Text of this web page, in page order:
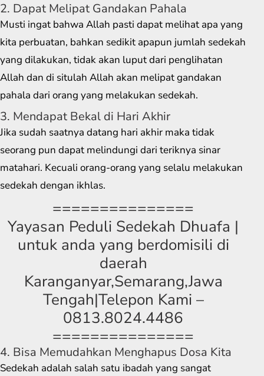
2. Dapat Melipat Gandakan Pahala
Musti ingat bahwa Allah pasti dapat melihat apa yang
kita perbuatan, bahkan sedikit apapun jumlah sedekah
yang dilakukan, tidak akan luput dari penglihatan
Allah dan di situlah Allah akan melipat gandakan
pahala dari orang yang melakukan sedekah.
3. Mendapat Bekal di Hari Akhir
Jika sudah saatnya datang hari akhir maka tidak
seorang pun dapat melindungi dari teriknya sinar
matahari. Kecuali orang-orang yang selalu melakukan
sedekah dengan ikhlas.
===============
Yayasan Peduli Sedekah Dhuafa |
untuk anda yang berdomisili di
daerah
Karanganyar,Semarang,Jawa
Tengah|Telepon Kami –
0813.8024.4486
===============
4. Bisa Memudahkan Menghapus Dosa Kita
Sedekah adalah salah satu ibadah yang sangat